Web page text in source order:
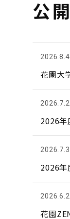
公
2026.8.4
花園大
2026.7.2
2026
2026
花園